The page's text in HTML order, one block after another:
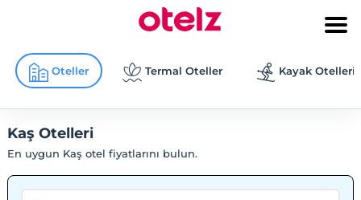
Oteller Termal Oteller Kayak Otelleri
Kaş Otelleri
En uygun Kaş otel fiyatlarını bulun.